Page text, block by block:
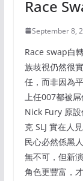
Race
September 8,
Race swap白
族歧視仍然很
任，而非因為
上任007都被
Nick Fury 原
克 SLJ 實在人
民心必然係黑
無不可，但新
角色更豐富，